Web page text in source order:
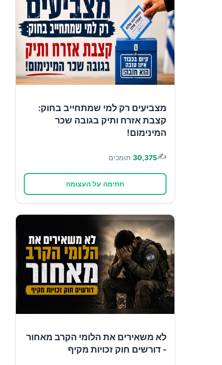
מצביעים רק למי שמתחייב בחוק:
קצבת אזרח ותיק בגובה שכר
המינימום!
✍️
30,375 תומכים
חתימה על העצומה
לא משאירים את הלומי הקרב מאחור
- דורשים חוק זכויות מקיף